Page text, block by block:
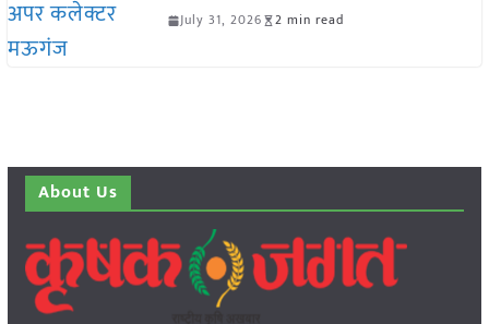
July 31, 2026 2 min read
About Us